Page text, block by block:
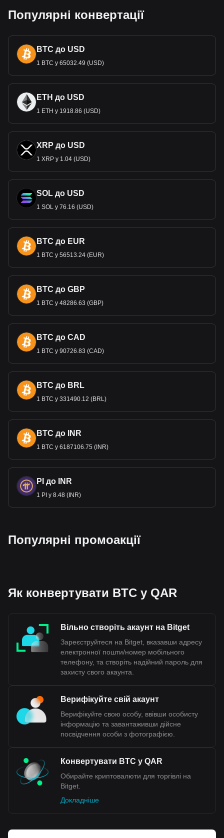
Популярні конвертації
BTC до USD
1 BTC у 65032.49 (USD)
ETH до USD
1 ETH у 1918.86 (USD)
XRP до USD
1 XRP у 1.04 (USD)
SOL до USD
1 SOL у 76.16 (USD)
BTC до EUR
1 BTC у 56513.24 (EUR)
BTC до GBP
1 BTC у 48286.63 (GBP)
BTC до CAD
1 BTC у 90726.83 (CAD)
BTC до BRL
1 BTC у 331490.12 (BRL)
BTC до INR
1 BTC у 6187106.75 (INR)
PI до INR
1 PI у 8.48 (INR)
Популярні промоакції
Як конвертувати BTC у QAR
Вільно створіть акаунт на Bitget
Зареєструйтеся на Bitget, вказавши адресу
електронної пошти/номер мобільного
телефону, та створіть надійний пароль для
захисту свого акаунта.
Верифікуйте свій акаунт
Верифікуйте свою особу, ввівши особисту
інформацію та завантаживши дійсне
посвідчення особи з фотографією.
Конвертувати BTC у QAR
Обирайте криптовалюти для торгівлі на
Bitget.
Докладніше